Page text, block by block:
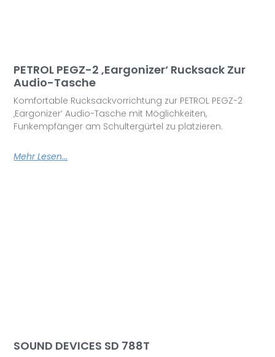
PETROL PEGZ-2 ‚Eargonizer‘ Rucksack Zur
Audio-Tasche
Komfortable Rucksackvorrichtung zur PETROL PEGZ-2
‚Eargonizer‘ Audio-Tasche mit Möglichkeiten,
Funkempfänger am Schultergürtel zu platzieren.
Mehr Lesen...
SOUND DEVICES SD 788T